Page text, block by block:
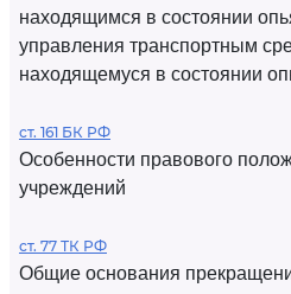
находящимся в состоянии
управления транспортным
находящемуся в состоянии
ст. 161 БК РФ
Особенности правового
учреждений
ст. 77 ТК РФ
Общие основания